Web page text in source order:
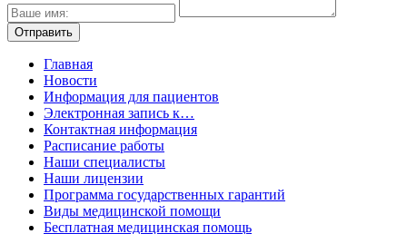
Главная
Новости
Информация для пациентов
Электронная запись к…
Контактная информация
Расписание работы
Наши специалисты
Наши лицензии
Программа государственных гарантий
Виды медицинской помощи
Бесплатная медицинская помощь